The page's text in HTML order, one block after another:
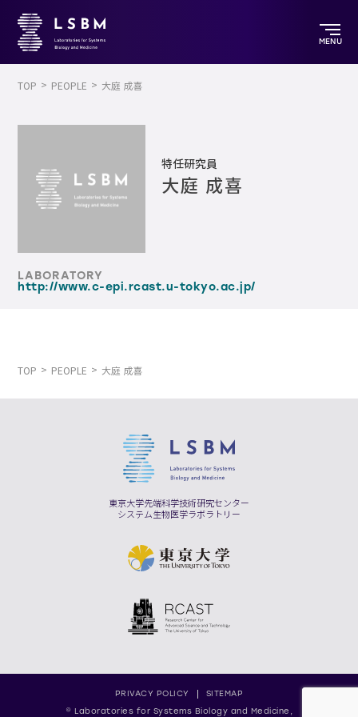
MENU
TOP PEOPLE 大庭 成喜
特任研究員
大庭 成喜
LABORATORY
http://www.c-epi.rcast.u-tokyo.ac.jp/
TOP PEOPLE 大庭 成喜
東京大学先端科学技術研究センター
システム生物医学ラボラトリー
PRIVACY POLICY
SITEMAP
© Laboratories for Systems Biology and Medicine,